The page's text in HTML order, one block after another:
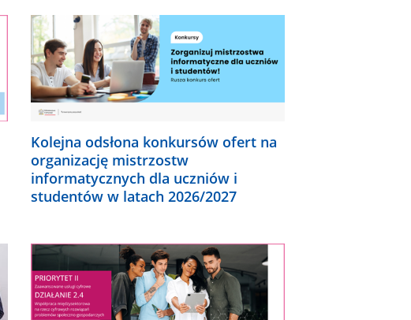
Kolejna odsłona konkursów ofert na
organizację mistrzostw
informatycznych dla uczniów i
studentów w latach 2026/2027